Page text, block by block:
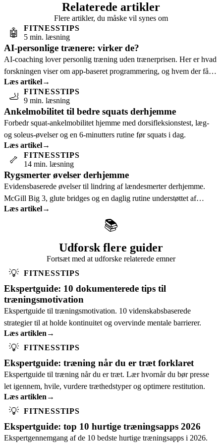
Relaterede artikler
Flere artikler, du måske vil synes om
🤖
FITNESSTIPS
5 min. læsning
AI-personlige trænere: virker de?
AI-coaching lover personlig træning uden trænerprisen. Her er hvad
forskningen viser om app-baseret programmering, og hvem der får
mest ud af det.
Læs artikel→
🦶
FITNESSTIPS
9 min. læsning
Ankelmobilitet til bedre squats derhjemme
Forbedr squat-ankelmobilitet hjemme med dorsifleksionstest, læg-
og soleus-øvelser og en 6-minutters rutine før squats i dag.
Læs artikel→
🦴
FITNESSTIPS
14 min. læsning
Rygsmerter øvelser derhjemme
Evidensbaserede øvelser til lindring af lændesmerter derhjemme.
McGill Big 3, glute bridges og en daglig rutine understøttet af
forskning.
Læs artikel→
📚
Udforsk flere guider
Fortsæt med at udforske relaterede emner
💡 FITNESSTIPS
Ekspertguide: 10 dokumenterede tips til
træningsmotivation
Ekspertguide til træningsmotivation. 10 videnskabsbaserede
strategier til at holde kontinuitet og overvinde mentale barrierer.
Læs artiklen →
💡 FITNESSTIPS
Ekspertguide: træning når du er træt forklaret
Ekspertguide til træning når du er træt. Lær hvornår du bør presse
let igennem, hvile, vurdere træthedstyper og optimere restitution.
Læs artiklen →
💡 FITNESSTIPS
Ekspertguide: top 10 hurtige træningsapps 2026
Ekspertgennemgang af de 10 bedste hurtige træningsapps i 2026.